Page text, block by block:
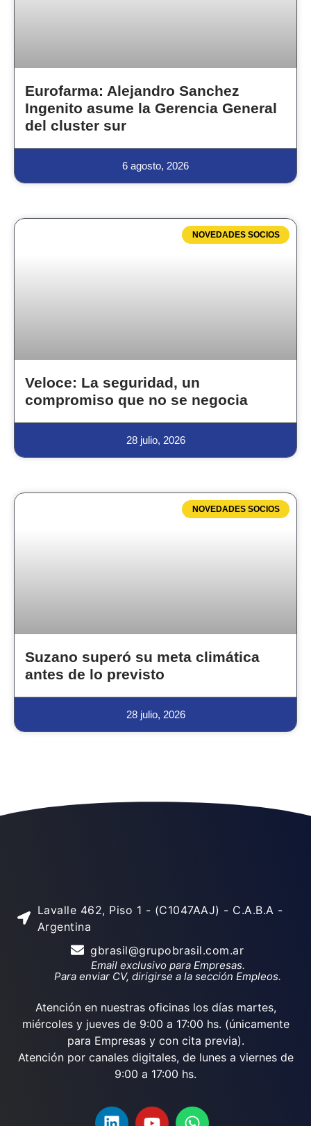
Eurofarma: Alejandro Sanchez
Ingenito asume la Gerencia General
del cluster sur
6 agosto, 2026
NOVEDADES SOCIOS
Veloce: La seguridad, un
compromiso que no se negocia
28 julio, 2026
NOVEDADES SOCIOS
Suzano superó su meta climática
antes de lo previsto
28 julio, 2026
Lavalle 462, Piso 1 - (C1047AAJ) - C.A.B.A -
Argentina
gbrasil@grupobrasil.com.ar
Email exclusivo para Empresas.
Para enviar CV, dirigirse a la sección Empleos.
Atención en nuestras oficinas los días martes,
miércoles y jueves de 9:00 a 17:00 hs. (únicamente
para Empresas y con cita previa).
Atención por canales digitales, de lunes a viernes de
9:00 a 17:00 hs.